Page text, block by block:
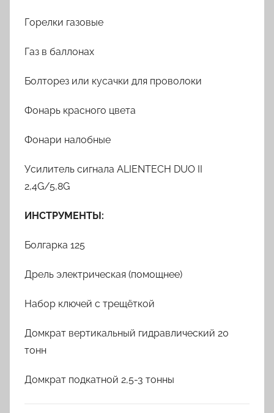
Горелки газовые
Газ в баллонах
Болторез или кусачки для проволоки
Фонарь красного цвета
Фонари налобные
Усилитель сигнала ALIENTECH DUO II
2,4G/5,8G
ИНСТРУМЕНТЫ:
Болгарка 125
Дрель электрическая (помощнее)
Набор ключей с трещёткой
Домкрат вертикальный гидравлический 20
тонн
Домкрат подкатной 2,5-3 тонны